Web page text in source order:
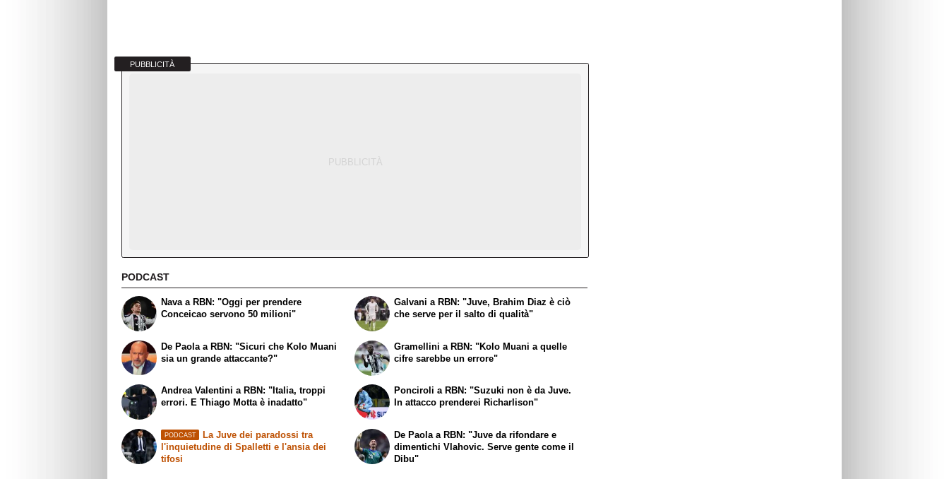
PUBBLICITÀ
PODCAST
Nava a RBN: "Oggi per prendere
Conceicao servono 50 milioni"
De Paola a RBN: "Sicuri che Kolo Muani
sia un grande attaccante?"
Galvani a RBN: "Juve, Brahim Diaz è ciò
che serve per il salto di qualità"
Gramellini a RBN: "Kolo Muani a quelle
cifre sarebbe un errore"
Andrea Valentini a RBN: "Italia, troppi
errori. E Thiago Motta è inadatto"
PODCAST
La Juve dei paradossi tra
l'inquietudine di Spalletti e l'ansia dei
tifosi
Ponciroli a RBN: "Suzuki non è da Juve.
In attacco prenderei Richarlison"
De Paola a RBN: "Juve da rifondare e
dimentichi Vlahovic. Serve gente come il
Dibu"